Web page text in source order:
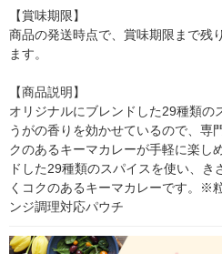
【賞味期限】
商品の発送時点で、賞味期限まで残
ます。
【商品説明】
オリジナルにブレンドした29種類の
うがの香りを効かせているので、専
クのあるキーマカレーが手軽に楽
ドした29種類のスパイスを使い、
くコクのあるキーマカレーです。※
ンジ調理対応パウチ